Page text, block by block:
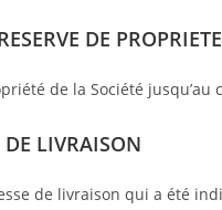
DE PROPRIETE
de la Société
LIVRAISON
de livraison qui a été